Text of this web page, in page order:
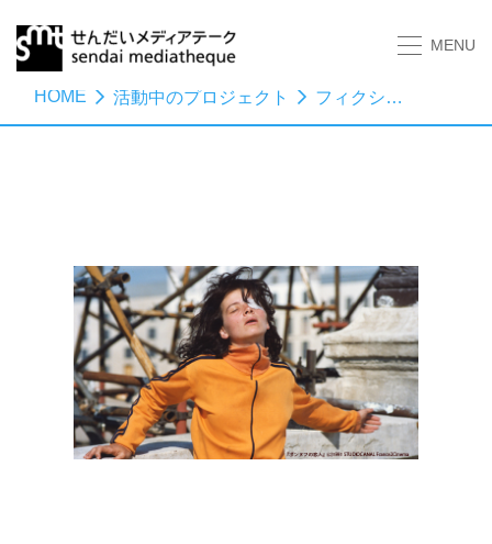
MENU
HOME 活動中のプロジェクト フィクションの境目